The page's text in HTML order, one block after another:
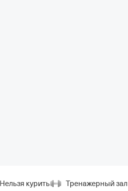
Нельзя курить Тренажерный зал